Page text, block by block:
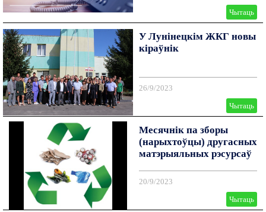
Чытаць
У Лунінецкім ЖКГ новы
кіраўнік
26/9/2023
Чытаць
Месячнік па зборы
(нарыхтоўцы) другасных
матэрыяльных рэсурсаў
20/9/2023
Чытаць